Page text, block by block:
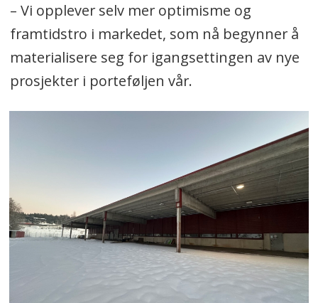
– Vi opplever selv mer optimisme og
framtidstro i markedet, som nå begynner å
materialisere seg for igangsettingen av nye
prosjekter i porteføljen vår.